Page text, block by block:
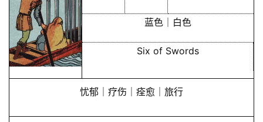
会
员
蓝色｜白色
Six of Swords
忧郁｜疗伤｜痊愈｜旅行